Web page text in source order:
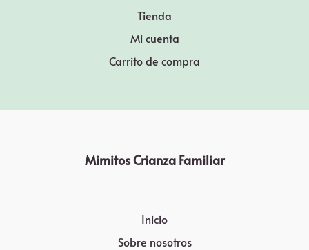
Tienda
Mi cuenta
Carrito de compra
Mimitos Crianza Familiar
Inicio
Sobre nosotros